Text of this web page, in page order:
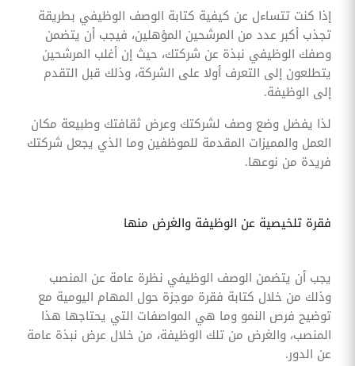
إذا كنت تتساءل عن كيفية كتابة الوصف الوظيفي بطريقة
تجذب أكبر عدد من المرشحين المؤهلين، فيجب أن يتضمن
وصفك الوظيفي نبذة عن شركتك، حيث إن أغلب المرشحين
يتطلعون إلى التعرف أولا على الشركة، وذلك قبل التقدم
إلى الوظيفة.
لذا يفضل وضع وصف لشركتك وعرض ثقافتك وطبيعة مكان
العمل والمميزات المقدمة للموظفين وما الذي يجعل شركتك
فريدة من نوعها.
فقرة تلخيصية عن الوظيفة والغرض منها
يجب أن يتضمن الوصف الوظيفي نظرة عامة عن المنصب
وذلك من خلال كتابة فقرة موجزة حول المهام اليومية مع
توضيح فرص النمو وما هي المواصفات التي يحتاجها هذا
المنصب، والغرض من تلك الوظيفة، من خلال عرض نبذة عامة
عن الدور.